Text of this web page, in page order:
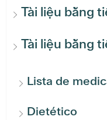
Tài liệu bằng
Tài liệu bằng
Lista de
Dietético